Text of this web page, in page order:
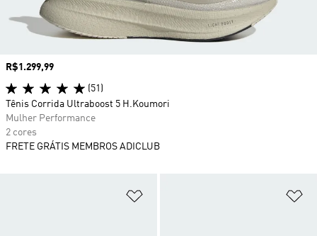
Preço
R$1.299,99
(51)
Tênis Corrida Ultraboost 5 H.Koumori
Mulher Performance
2 cores
FRETE GRÁTIS MEMBROS ADICLUB